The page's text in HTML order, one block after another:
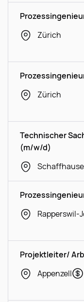
Zürich
Zürich
Technischer
(m/w/d)
Rapperswil-
Projektleiter/
Appenzell